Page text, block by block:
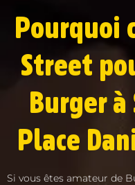
Pourquoi
Street
Burger
Place
Si vous êtes amateur de